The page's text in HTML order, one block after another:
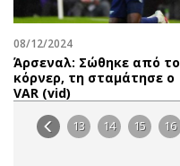
08/12/2024
Άρσεναλ: Σώθηκε από το
κόρνερ, τη σταμάτησε ο
VAR (vid)
13 14 15 16